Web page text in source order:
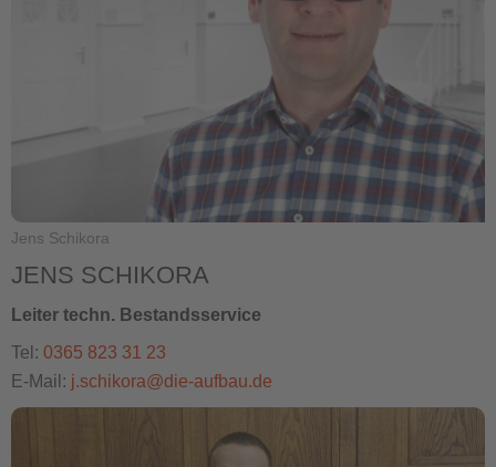
Jens Schikora
JENS SCHIKORA
Leiter techn. Bestandsservice
Tel: 0365 823 31 23
E-Mail: j.schikora@die-aufbau.de